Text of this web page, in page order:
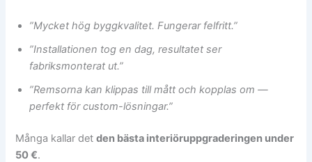
”Mycket hög byggkvalitet. Fungerar felfritt.”
”Installationen tog en dag, resultatet ser
fabriksmonterat ut.”
”Remsorna kan klippas till mått och kopplas om —
perfekt för custom-lösningar.”
Många kallar detden bästa interiöruppgraderingen under
50 €.